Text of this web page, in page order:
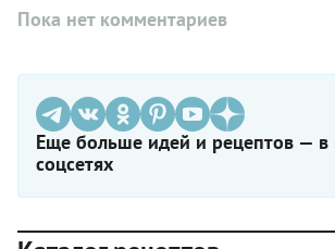
Пока нет комментариев
Еще больше идей и рецептов —
соцсетях